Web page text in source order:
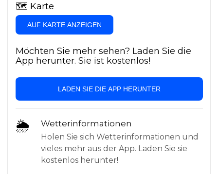
🗺 Karte
AUF KARTE ANZEIGEN
Möchten Sie mehr sehen? Laden Sie die
App herunter. Sie ist kostenlos!
LADEN SIE DIE APP HERUNTER
🌦 Wetterinformationen
Holen Sie sich Wetterinformationen und
vieles mehr aus der App. Laden Sie sie
kostenlos herunter!